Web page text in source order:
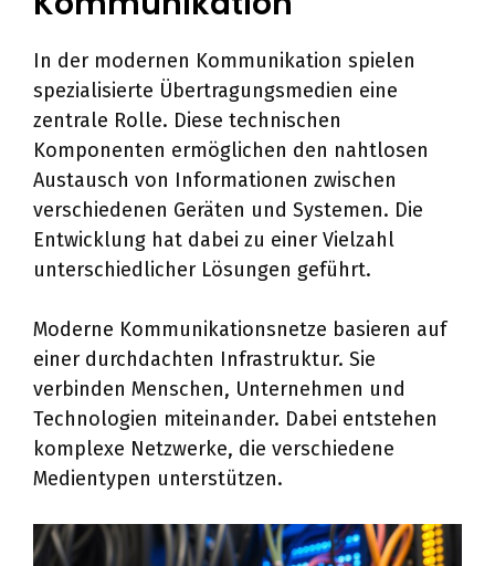
In der modernen Kommunikation spielen
spezialisierte Übertragungsmedien eine
zentrale Rolle. Diese technischen
Komponenten ermöglichen den nahtlosen
Austausch von Informationen zwischen
verschiedenen Geräten und Systemen. Die
Entwicklung hat dabei zu einer Vielzahl
unterschiedlicher Lösungen geführt.
Moderne Kommunikationsnetze basieren auf
einer durchdachten Infrastruktur. Sie
verbinden Menschen, Unternehmen und
Technologien miteinander. Dabei entstehen
komplexe Netzwerke, die verschiedene
Medientypen unterstützen.